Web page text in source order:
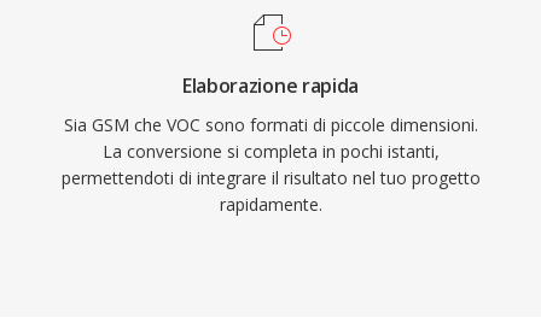
Elaborazione rapida
Sia GSM che VOC sono formati di piccole dimensioni.
La conversione si completa in pochi istanti,
permettendoti di integrare il risultato nel tuo progetto
rapidamente.